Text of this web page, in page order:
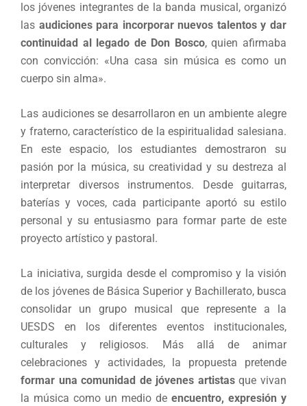
los jóvenes integrantes de la banda musical, organizó
las audiciones para incorporar nuevos talentos y dar
continuidad al legado de Don Bosco, quien afirmaba
con convicción: «Una casa sin música es como un
cuerpo sin alma».
Las audiciones se desarrollaron en un ambiente alegre
y fraterno, característico de la espiritualidad salesiana.
En este espacio, los estudiantes demostraron su
pasión por la música, su creatividad y su destreza al
interpretar diversos instrumentos. Desde guitarras,
baterías y voces, cada participante aportó su estilo
personal y su entusiasmo para formar parte de este
proyecto artístico y pastoral.
La iniciativa, surgida desde el compromiso y la visión
de los jóvenes de Básica Superior y Bachillerato, busca
consolidar un grupo musical que represente a la
UESDS en los diferentes eventos institucionales,
culturales y religiosos. Más allá de animar
celebraciones y actividades, la propuesta pretende
formar una comunidad de jóvenes artistasque vivan
la música como un medio de encuentro, expresión y